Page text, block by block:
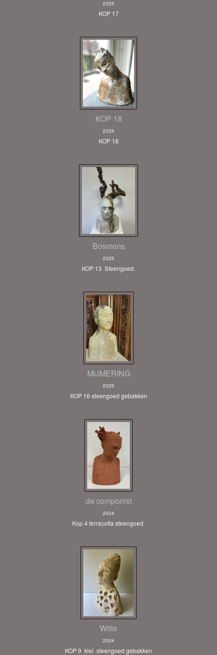
2025
KOP 17
KOP 18
2025
KOP 18
Bosmens
2025
KOP 13 Steengoed.
MIJMERING
2025
KOP 16 steengoed gebakken
de componist
2024
Kop 4 terracotta steengoed
Witte
2024
KOP 9 klei steengoed gebakken